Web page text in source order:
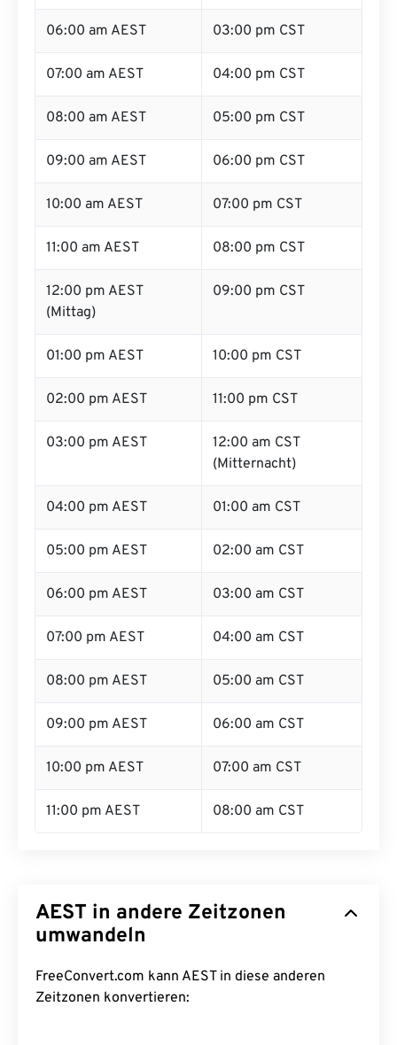
06:00 am AEST 03:00 pm CST
07:00 am AEST 04:00 pm CST
08:00 am AEST 05:00 pm CST
09:00 am AEST 06:00 pm CST
10:00 am AEST 07:00 pm CST
11:00 am AEST 08:00 pm CST
12:00 pm AEST
(Mittag)
09:00 pm CST
01:00 pm AEST 10:00 pm CST
02:00 pm AEST 11:00 pm CST
03:00 pm AEST
12:00 am CST
(Mitternacht)
04:00 pm AEST 01:00 am CST
05:00 pm AEST 02:00 am CST
06:00 pm AEST 03:00 am CST
07:00 pm AEST 04:00 am CST
08:00 pm AEST 05:00 am CST
09:00 pm AEST 06:00 am CST
10:00 pm AEST 07:00 am CST
11:00 pm AEST 08:00 am CST
AEST in andere Zeitzonen
umwandeln
FreeConvert.com kann AEST in diese anderen
Zeitzonen konvertieren: